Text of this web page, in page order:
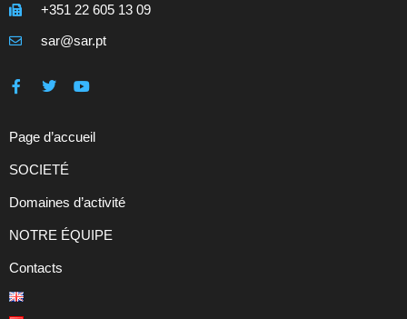
+351 22 605 13 09
sar@sar.pt
Page d’accueil
SOCIETÉ
Domaines d’activité
NOTRE ÉQUIPE
Contacts